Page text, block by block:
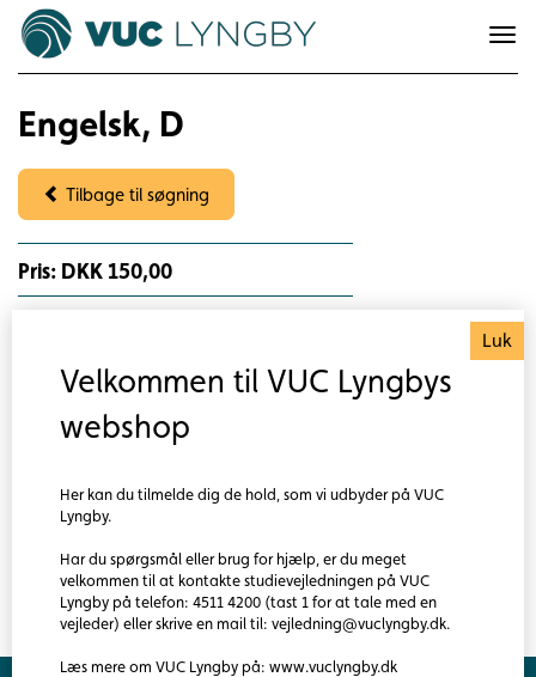
Engelsk, D
Tilbage til søgning
Pris: DKK 150,00
Engelsk D sammen med Dansk D og Matematik D svarer
til en fuld 10. klasse. I Engelsk D lærer du at tale og skrive
sammenhængende på engelsk.
Eksamen
Skriftlig: 4 timer
Læs mere
Velkommen til VUC Lyngbys
webshop
Her kan du tilmelde dig de hold, som vi udbyder på VUC
Lyngby.
Har du spørgsmål eller brug for hjælp, er du meget
velkommen til at kontakte studievejledningen på VUC
Lyngby på telefon: 4511 4200 (tast 1 for at tale med en
vejleder) eller skrive en mail til: vejledning@vuclyngby.dk.
Læs mere om VUC Lyngby på: www.vuclyngby.dk
Luk